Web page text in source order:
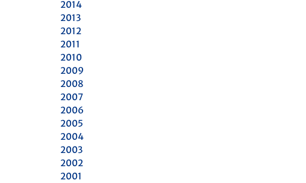
2014
2013
2012
2011
2010
2009
2008
2007
2006
2005
2004
2003
2002
2001